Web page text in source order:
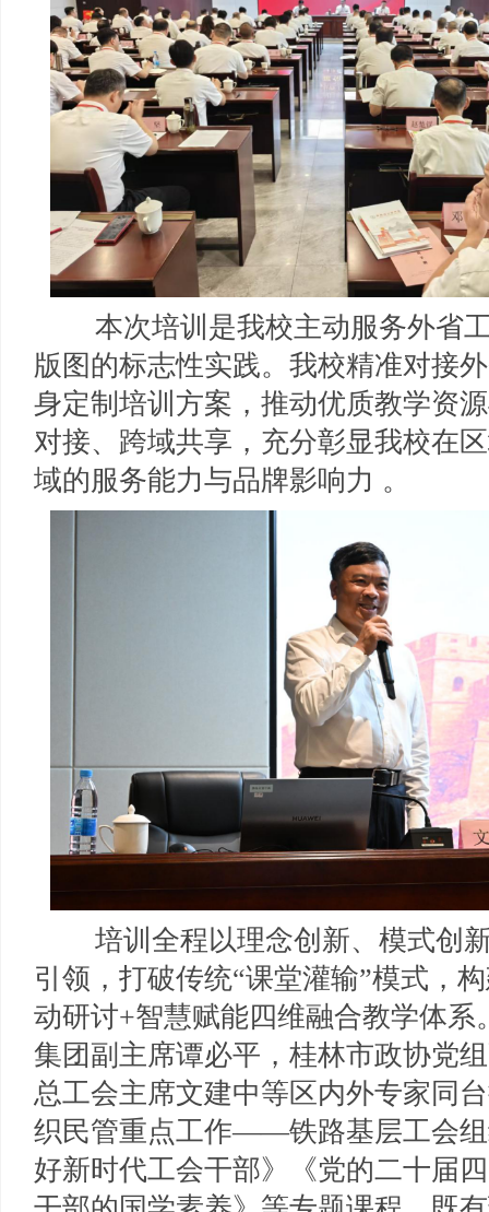
本次培训是我校主动服务外省
版图的标志性实践。我校精准对接
身定制培训方案，推动优质教学资
对接、跨域共享，充分彰显我校在
域的服务能力与品牌影响力 。
培训全程以理念创新、模式创
引领，打破传统“课堂灌输”模式，
动研讨+智慧赋能四维融合教学体
集团副主席谭必平，桂林市政协党
总工会主席文建中等区内外专家同
织民管重点工作——铁路基层工会
好新时代工会干部》《党的二十届